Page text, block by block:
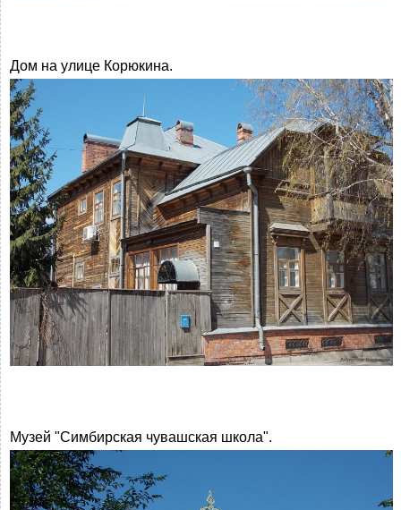
Дом на улице Корюкина.
Музей "Симбирская чувашская школа".